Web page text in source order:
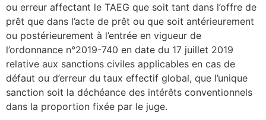
ou erreur affectant le TAEG que soit tant dans l’offre de
prêt que dans l’acte de prêt ou que soit antérieurement
ou postérieurement à l’entrée en vigueur de
l’ordonnance n°2019-740 en date du 17 juillet 2019
relative aux sanctions civiles applicables en cas de
défaut ou d’erreur du taux effectif global, que l’unique
sanction soit la déchéance des intérêts conventionnels
dans la proportion fixée par le juge.